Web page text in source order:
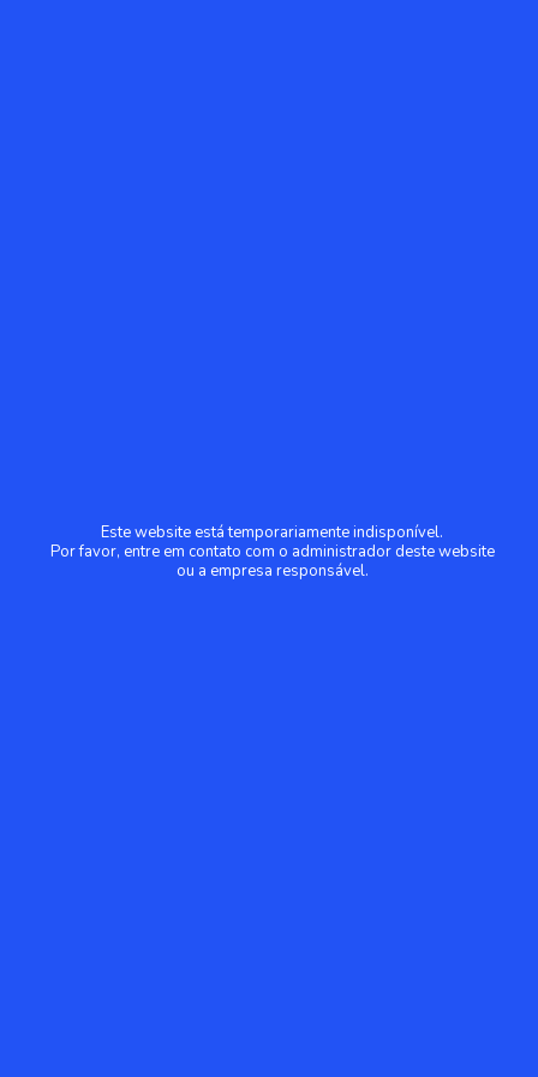
Este website está temporariamente indisponível.
Por favor, entre em contato com o administrador deste website
ou a empresa responsável.